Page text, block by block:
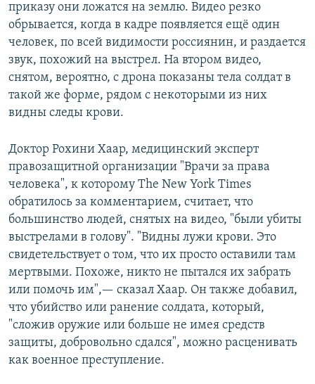
приказу они ложатся на землю. Видео резко
обрывается, когда в кадре появляется ещё один
человек, по всей видимости россиянин, и раздается
звук, похожий на выстрел. На втором видео,
снятом, вероятно, с дрона показаны тела солдат в
такой же форме, рядом с некоторыми из них
видны следы крови.
Доктор Рохини Хаар, медицинский эксперт
правозащитной организации "Врачи за права
человека", к которому The New York Times
обратилось за комментарием, считает, что
большинство людей, снятых на видео, "были убиты
выстрелами в голову". "Видны лужи крови. Это
свидетельствует о том, что их просто оставили там
мертвыми. Похоже, никто не пытался их забрать
или помочь им",— сказал Хаар. Он также добавил,
что убийство или ранение солдата, который,
"сложив оружие или больше не имея средств
защиты, добровольно сдался", можно расценивать
как военное преступление.